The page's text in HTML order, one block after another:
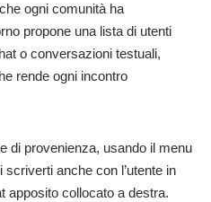
ogni comunità ha
propone una lista di utenti
o conversazioni testuali,
rende ogni incontro
di provenienza, usando il menu
anche con l’utente in
apposito collocato a destra.